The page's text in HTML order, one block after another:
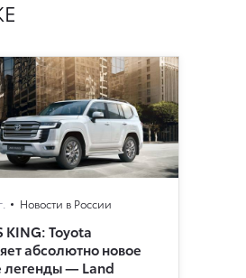
Новости в России
KING: Toyota
абсолютно новое
легенды — Land